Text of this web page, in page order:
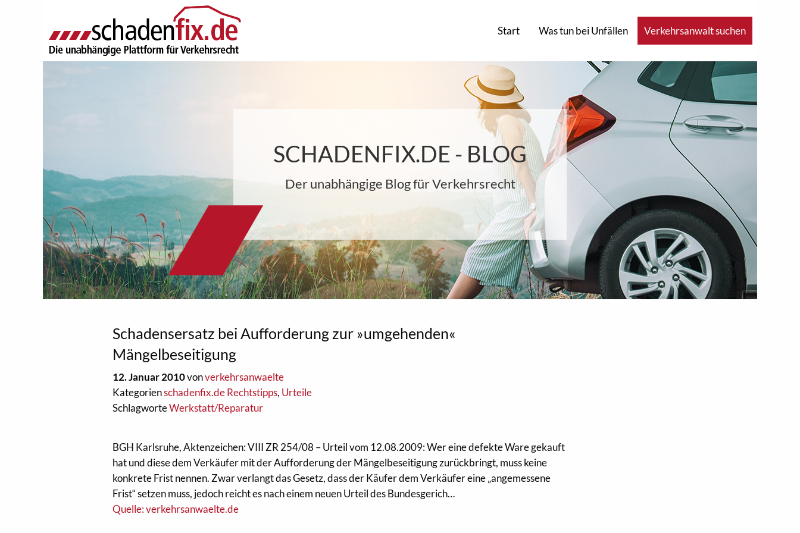
Start Was tun bei Unfällen Verkehrsanwalt suchen
SCHADENFIX.DE - BLOG
Der unabhängige Blog für Verkehrsrecht
Schadensersatz bei Aufforderung zur »umgehenden«
Mängelbeseitigung
12. Januar 2010vonverkehrsanwaelte
Kategorienschadenfix.de Rechtstipps, Urteile
SchlagworteWerkstatt/Reparatur
BGH Karlsruhe, Aktenzeichen: VIII ZR 254/08 – Urteil vom 12.08.2009: Wer eine defekte Ware gekauft
hat und diese dem Verkäufer mit der Aufforderung der Mängelbeseitigung zurückbringt, muss keine
konkrete Frist nennen. Zwar verlangt das Gesetz, dass der Käufer dem Verkäufer eine „angemessene
Frist“ setzen muss, jedoch reicht es nach einem neuen Urteil des Bundesgerich…
Quelle: verkehrsanwaelte.de